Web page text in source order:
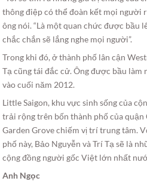
thông điệp có thể đoàn kết mọi người
ông nói. “Là một quan chức được bầu
chắc chắn sẽ lắng nghe mọi người”.
Trong khi đó, ở thành phố lân cận
Tạ cũng tái đắc cử. Ông được bầu
vào cuối năm 2012.
Little Saigon, khu vực sinh sống của
trải rộng trên bốn thành phố của
Garden Grove chiếm vị trí trung tâm.
phố này, Bảo Nguyễn và Trí Tạ sẽ là
cộng đồng người gốc Việt lớn nhất
Anh Ngọc